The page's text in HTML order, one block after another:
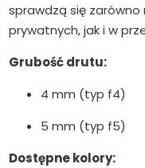
sprawdzą się
prywatnych, jak i w
Grubość drutu:
4 mm (typ f4)
5 mm (typ f5)
Dostępne kolory: